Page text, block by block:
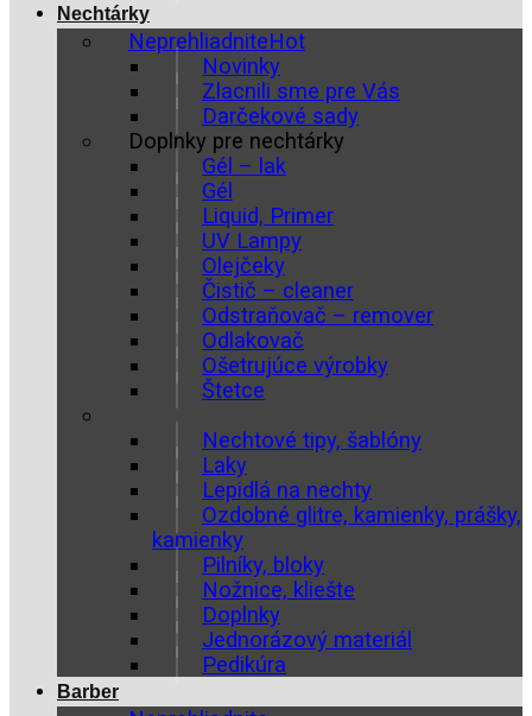
Nechtárky
Neprehliadnite
Novinky
Zlacnili sme pre Vás
Darčekové sady
Doplnky pre nechtárky
Gél – lak
Gél
Liquid, Primer
UV Lampy
Olejčeky
Čistič – cleaner
Odstraňovač – remover
Odlakovač
Ošetrujúce výrobky
Štetce
Nechtové tipy, šablóny
Laky
Lepidlá na nechty
Ozdobné glitre, kamienky, prášky,
kamienky
Pilníky, bloky
Nožnice, kliešte
Doplnky
Jednorázový materiál
Pedikúra
Barber